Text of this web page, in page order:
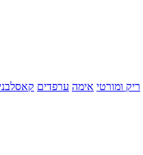
ריק ומורטי אימה ערפדים